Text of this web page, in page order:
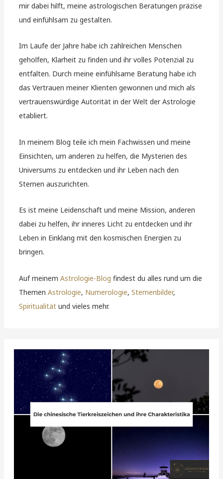
mir dabei hilft, meine astrologischen Beratungen präzise
und einfühlsam zu gestalten.
Im Laufe der Jahre habe ich zahlreichen Menschen
geholfen, Klarheit zu finden und ihr volles Potenzial zu
entfalten. Durch meine einfühlsame Beratung habe ich
das Vertrauen meiner Klienten gewonnen und mich als
vertrauenswürdige Autorität in der Welt der Astrologie
etabliert.
In meinem Blog teile ich mein Fachwissen und meine
Einsichten, um anderen zu helfen, die Mysterien des
Universums zu entdecken und ihr Leben nach den
Sternen auszurichten.
Es ist meine Leidenschaft und meine Mission, anderen
dabei zu helfen, ihr inneres Licht zu entdecken und ihr
Leben in Einklang mit den kosmischen Energien zu
bringen.
Auf meinemAstrologie-Blog findest du alles rund um die
ThemenAstrologie, Numerologie,Sternenbilder,
Spiritualität und vieles mehr.